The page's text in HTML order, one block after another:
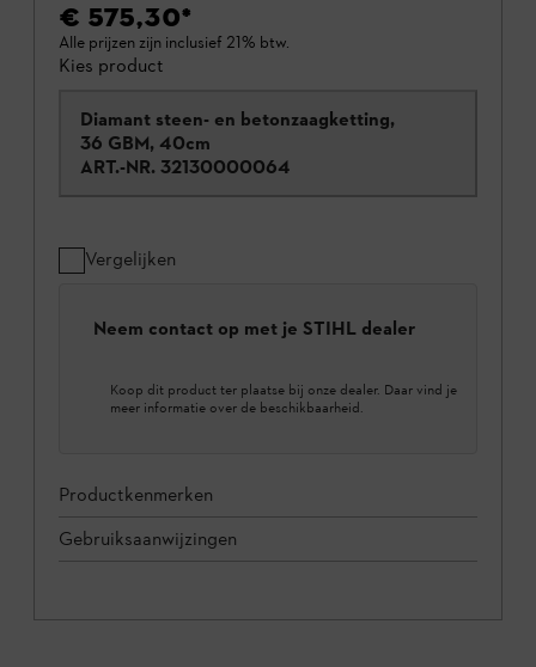
€ 575,30*
Alle prijzen zijn inclusief 21% btw.
Kies product
Diamant steen- en betonzaagketting,
36 GBM, 40cm
ART.-NR. 32130000064
Vergelijken
Neem contact op met je STIHL dealer
Koop dit product ter plaatse bij onze dealer. Daar vind je
meer informatie over de beschikbaarheid.
Productkenmerken
Gebruiksaanwijzingen